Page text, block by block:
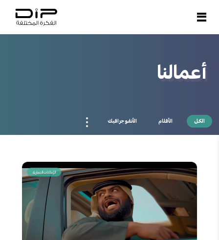
نحن مؤسسة إعلامية تهتم بإنتاج ونشر الإعلام المتميز. وتسعى DIP لتحقيق الريادة والتميز في مجال الإعلام المرئي ويرتكز عملها على الالتزام بالجودة،
والعمل وفق معايير وأخلاقيات مهنية احترافية دقيقة ، مما يجعل خياركم في التعامل مع DIP لصناعة أفلامكم خياراً يعكس حرفية في اختيار الأفضل
أعمالنا
الكل الأفلام الأنفوجرافيك
الإعلانات التجارية